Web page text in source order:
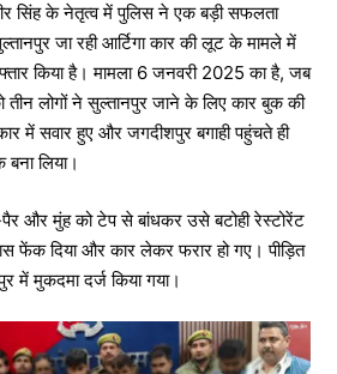
सिंह के नेतृत्व में पुलिस ने एक बड़ी सफलता
जा रही आर्टिगा कार की लूट के मामले में
किया है। मामला 6 जनवरी 2025 का है, जब
लोगों ने सुल्तानपुर जाने के लिए कार बुक की
में सवार हुए और जगदीशपुर बगाही पहुंचते ही
लिया।
पैर और मुंह को टेप से बांधकर उसे बटोही रेस्टोरेंट
फेंक दिया और कार लेकर फरार हो गए। पीड़ित
में मुकदमा दर्ज किया गया।